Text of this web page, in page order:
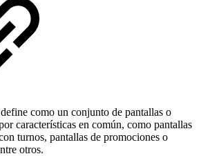
como un conjunto de pantallas o
características en común, como pantallas
turnos, pantallas de promociones o
otros.